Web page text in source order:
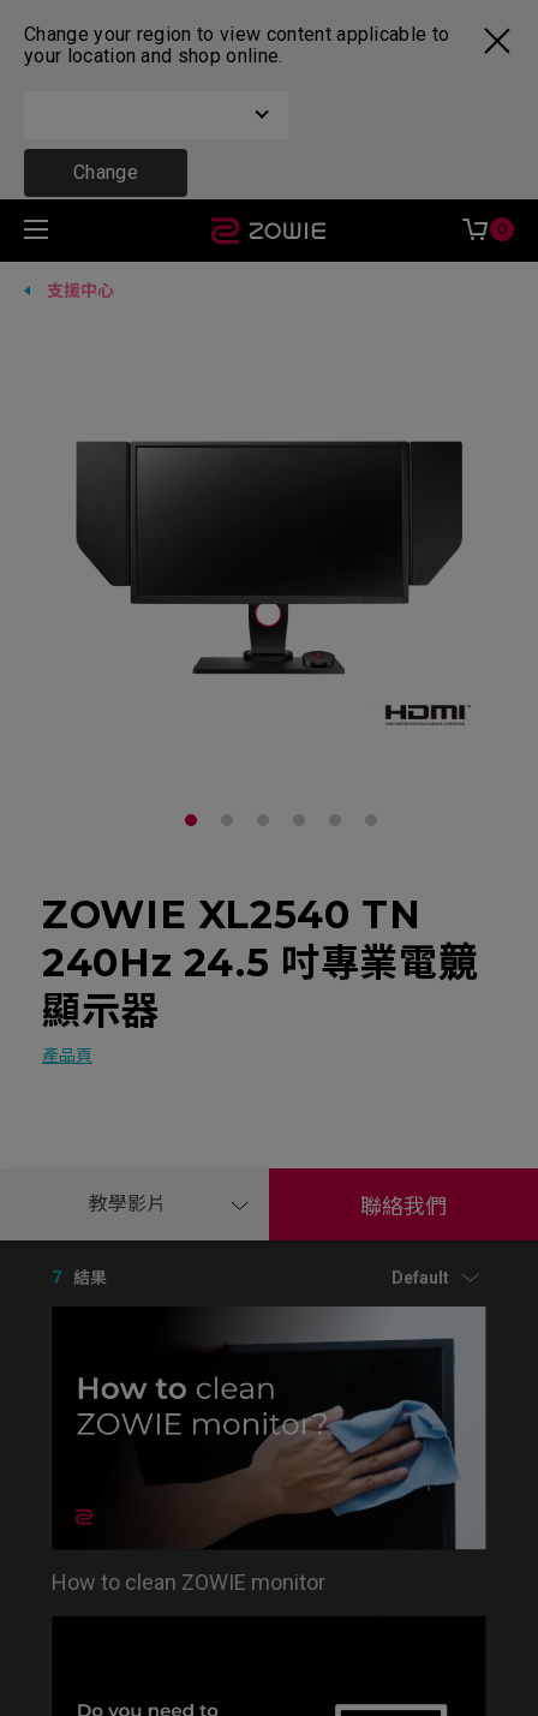
Change your region to view content applicable to
your location and shop online.
Change
0
支援中心
ZOWIE XL2540 TN
240Hz 24.5 吋專業電竸
顯示器
產品頁
教學影片 聯絡我們
7 結果 Default
How to clean ZOWIE monitor